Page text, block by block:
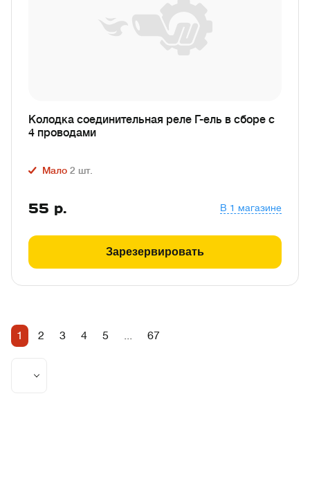
Колодка соединительная реле Г-ель в сборе с
4 проводами
Мало 2 шт.
55 р. В 1 магазине
Зарезервировать
1 2 3 4 5 67